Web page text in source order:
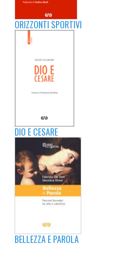
ORIZZONTI SPORTIVI
DIO E CESARE
BELLEZZA E PAROLA